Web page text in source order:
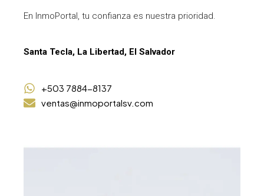
En InmoPortal, tu confianza es nuestra prioridad.
Santa Tecla, La Libertad, El Salvador
+503 7884-8137
ventas@inmoportalsv.com